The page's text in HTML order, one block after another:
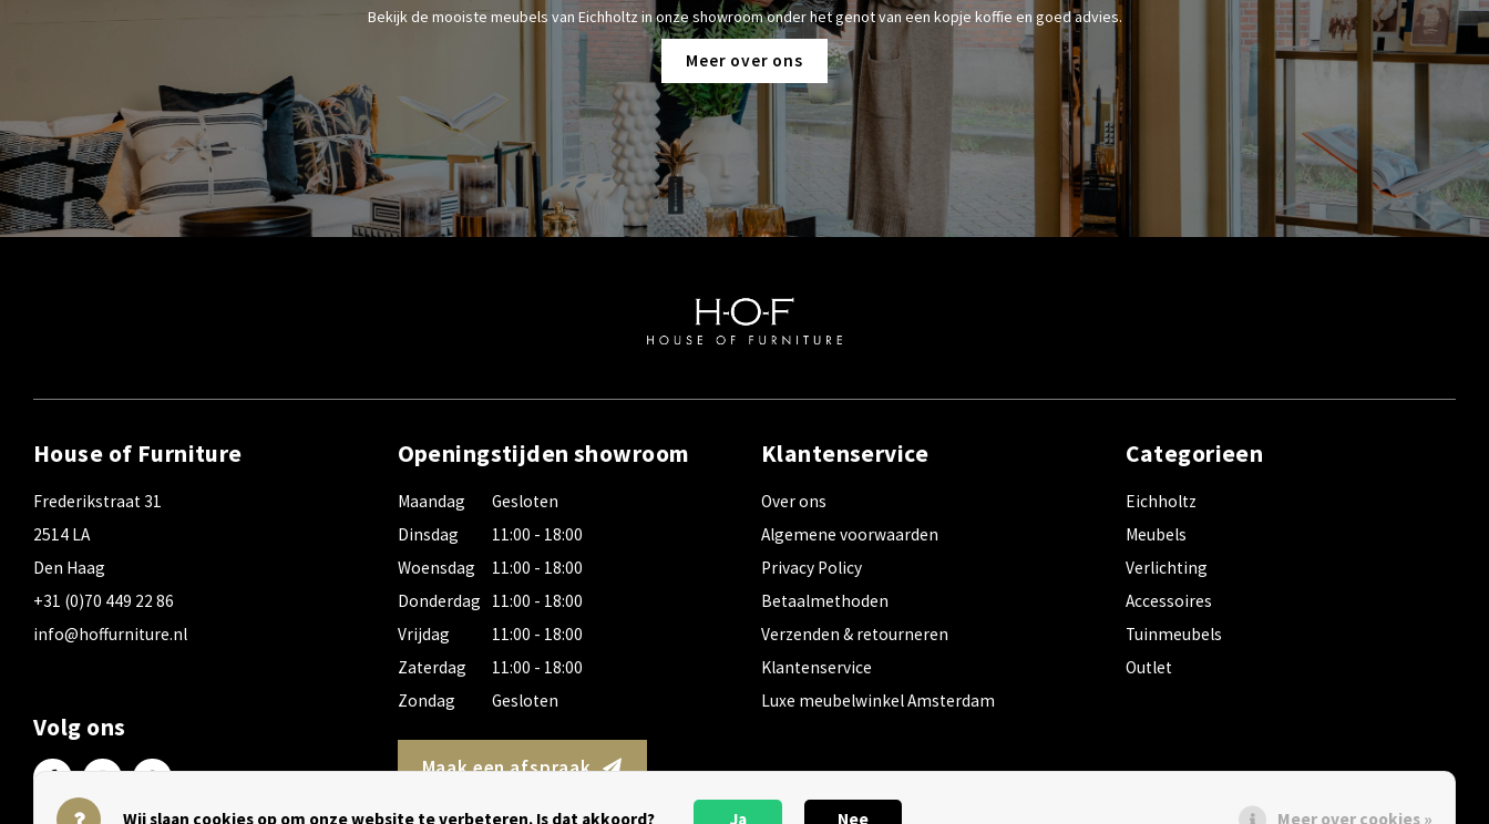
Bekijk de mooiste meubels van Eichholtz in onze showroom onder het genot van een kopje koffie en goed advies.
Meer over ons
House of Furniture
Frederikstraat 31
2514 LA
Den Haag
+31 (0)70 449 22 86
info@hoffurniture.nl
Volg ons
Openingstijden showroom
Maandag
Dinsdag
Woensdag
Donderdag
Vrijdag
Zaterdag
Zondag
Gesloten
11:00 - 18:00
11:00 - 18:00
11:00 - 18:00
11:00 - 18:00
11:00 - 18:00
Gesloten
Maak een afspraak
Klantenservice
Over ons
Algemene voorwaarden
Privacy Policy
Betaalmethoden
Verzenden & retourneren
Klantenservice
Luxe meubelwinkel Amsterdam
Categorieen
Eichholtz
Meubels
Verlichting
Accessoires
Tuinmeubels
Outlet
Wij slaan cookies op om onze website te verbeteren. Is dat akkoord? Ja Nee Meer over cookies »